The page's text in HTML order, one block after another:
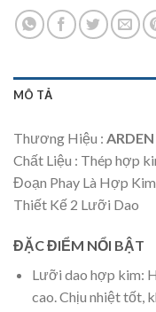
MÔ TẢ
Thương Hiệu : ARDEN
Chất Liệu : Thép hợp
Đoạn Phay Là Hợp
Thiết Kế 2 Lưỡi Dao
ĐẶC ĐIỂM NỔI BẬT
Lưỡi dao hợp kim:
cao. Chịu nhiệt tốt,